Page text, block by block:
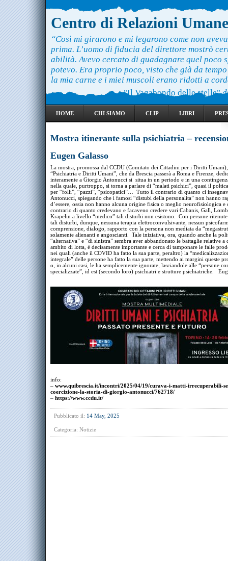
Centro di Relazioni Umane
“Così mi girarono e mi legarono come non
prima. L’uomo di fiducia del direttore mostrò
abilità. Avevo cercato di guadagnare quel poco
potevo. Era proprio poco, visto che già da
la mia carne e i miei muscoli erano ridotti a
"Il Vagabondo delle stelle"
HOME CHI SIAMO CLIP LIBRI
Mostra itinerante sulla psichiatria –
Eugen Galasso
La mostra, promossa dal CCDU (Comitato dei Cittadini per i Diritti
“Psichiatria e Diritti Umani”, che da Brescia passerà a Roma e Firenze,
interamente a Giorgio Antonucci si situa in un periodo e in una
nella quale, purtroppo, si torna a parlare di “malati psichici”, quasi il
per “folli”, “pazzi”, “psicopatici”… Tutto il contrario di quanto ci
Antonucci, spiegando che i famosi “distubi della personalita” non hanno
d’essere, ossia non hanno alcuna origine fisica o meglio neurofisiologica e
contrario di quanto credevano e facaveno credere vari Cabanis, Gall,
Krapelin a livello “medico” tali disturbi non esistono. Con persone
tali disturbi, dunque, nessuna terapia elettroconvulsivante, nessun
comprensione, dialogo, rapporto con la persona non mediata da
solamente alienanti e angoscianti. Tale iniziativa, ora, quando anche la
“alternativa” e “di sinistra” sembra aver abbandonato le battaglie relative a
ambito di lotta, è decisamente importante e cerca di tamponare le falle
nei quali (anche il COVID ha fatto la sua parte, peraltro) la
integrale” delle persone ha fatto la sua parte, mettendo ai margini queste
o, in alcuni casi, le ha semplicemente ignorate, lasciandole alle “persone
specializzate”, id est (secondo loro) psichiatri e strutture psichiatriche.
info:
– www.quibrescia.it/incontri/2025/04/19/curava-i-matti-irrecuperabili-
coercizione-la-storia-di-giorgio-antonucci/762718/
– https://www.ccdu.it/
Pubblicato il: 14 May, 2025
Categoria: Notizie